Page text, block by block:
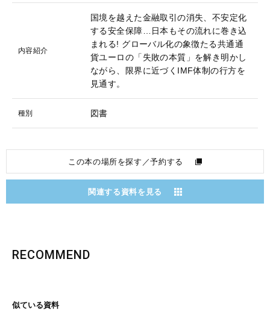
内容紹介
国境を越えた金融取引の消失、不安定化
する安全保障…日本もその流れに巻き込
まれる! グローバル化の象徴たる共通通
貨ユーロの「失敗の本質」を解き明かし
ながら、限界に近づくIMF体制の行方を
見通す。
種別 図書
この本の場所を探す／予約する
関連する資料を見る
RECOMMEND
似ている資料